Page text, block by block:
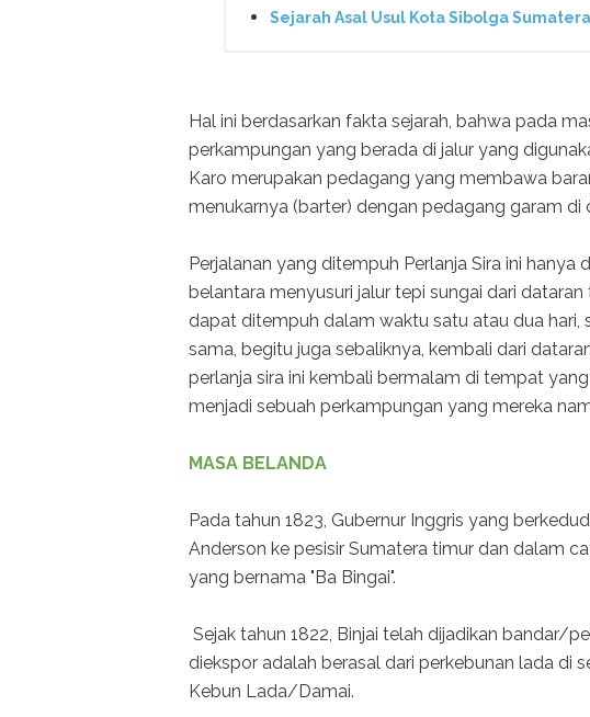
Sejarah Asal Usul Kota Sibolga
Hal ini berdasarkan fakta sejarah, bahwa pada
perkampungan yang berada di jalur yang
Karo merupakan pedagang yang membawa
menukarnya (barter) dengan pedagang garam di
Perjalanan yang ditempuh Perlanja Sira ini
belantara menyusuri jalur tepi sungai dari
dapat ditempuh dalam waktu satu atau dua
sama, begitu juga sebaliknya, kembali dari
perlanja sira ini kembali bermalam di tempat
menjadi sebuah perkampungan yang mereka
MASA BELANDA
Pada tahun 1823, Gubernur Inggris yang
Anderson ke pesisir Sumatera timur dan dalam
yang bernama "Ba Bingai".
Sejak tahun 1822, Binjai telah dijadikan bandar/
diekspor adalah berasal dari perkebunan lada di
Kebun Lada/Damai.